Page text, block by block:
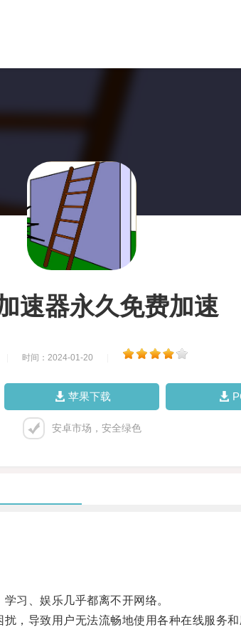
速器永久免费加速
时间：2024-01-20
苹果下载
安卓市场，安全绿色
习、娱乐几乎都离不开网络。
，导致用户无法流畅地使用各种在线服务